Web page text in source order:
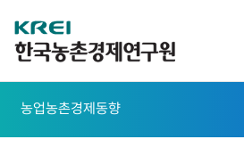
한
국
촌
농업농촌경제동향